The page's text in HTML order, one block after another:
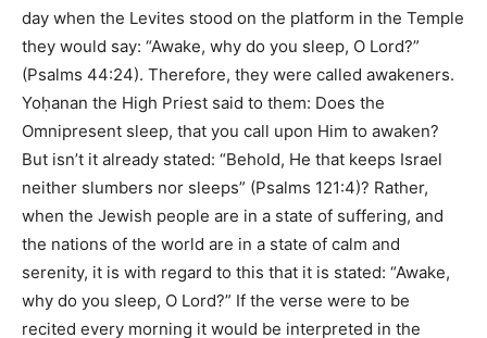
day when the Levites stood on the platform in the Temple
they would say: “Awake, why do you sleep, O Lord?”
(Psalms 44:24). Therefore, they were called awakeners.
Yoḥanan the High Priest said to them: Does the
Omnipresent sleep, that you call upon Him to awaken?
But isn’t it already stated: “Behold, He that keeps Israel
neither slumbers nor sleeps” (Psalms 121:4)? Rather,
when the Jewish people are in a state of suffering, and
the nations of the world are in a state of calm and
serenity, it is with regard to this that it is stated: “Awake,
why do you sleep, O Lord?” If the verse were to be
recited every morning it would be interpreted in the